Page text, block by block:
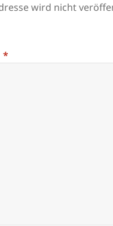
wird nicht
*